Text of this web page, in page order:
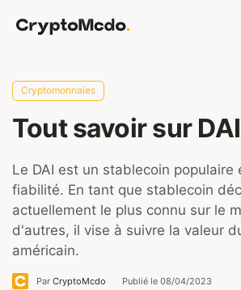
Cryptomonnaies
Tout savoir sur DAI
Le DAI est un stablecoin populaire
fiabilité. En tant que stablecoin
actuellement le plus connu sur le
d'autres, il vise à suivre la valeur
américain.
Par CryptoMcdo Publié le 08/04/2023